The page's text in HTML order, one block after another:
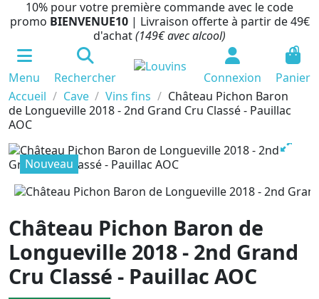
10% pour votre première commande avec le code
promo BIENVENUE10 | Livraison offerte à partir de 49€
d'achat(149€ avec alcool)
Menu Rechercher Connexion
0
Panier
Accueil
Cave Vins fins
Château Pichon Baron
de Longueville 2018 - 2nd Grand Cru Classé - Pauillac
AOC
Nouveau
Château Pichon Baron de
Longueville 2018 - 2nd Grand
Cru Classé - Pauillac AOC